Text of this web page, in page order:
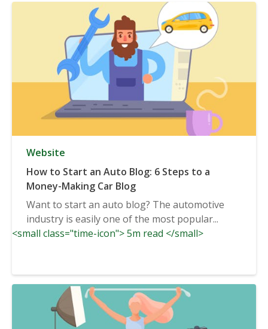
Website
How to Start an Auto Blog: 6 Steps to a
Money-Making Car Blog
Want to start an auto blog? The automotive
industry is easily one of the most popular...
<small class="time-icon"> 5m read </small>